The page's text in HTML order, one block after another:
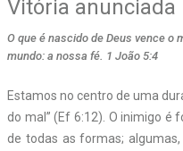
Vitória anunciada
O que é nascido de Deus vence o
mundo: a nossa fé. 1 João 5:4
Estamos no centro de uma
do mal” (Ef 6:12). O inimigo é
de todas as formas;